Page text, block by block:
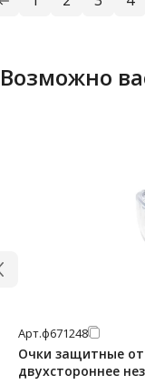
Возможно
Арт.ф671248
Очки защитные
двухстороннее